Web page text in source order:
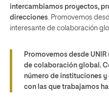
intercambiamos proyectos,
direcciones . Promovemos
interesante de colaboración
Promovemos desde
de colaboración global.
número de instituciones
con las que trabajamos